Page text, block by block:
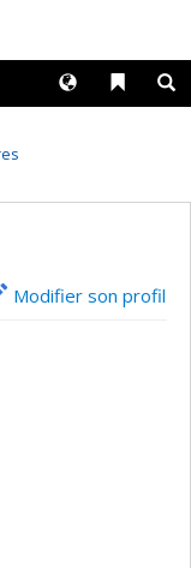
Liens
Langues
Modifier son profil